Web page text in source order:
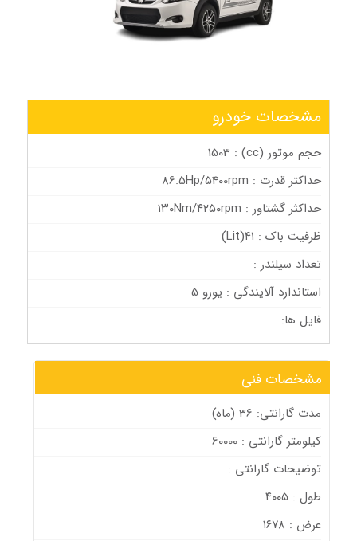
مشخصات خودرو
حجم موتور (cc) : 1503
حداکتر قدرت : 86.5Hp/5400rpm
حداکثر گشتاور : ۱۳۰Nm/۴۲۵۰rpm
ظرفیت باک : ۴۱(Lit)
تعداد سیلندر :
استاندارد آلایندگی : یورو 5
فایل ها:
مشخصات فنی
مدت گارانتی: 36 (ماه)
کیلومتر گارانتی : 60000
توضیحات گارانتی :
طول : ۴۰۰۵
عرض : ۱۶۷۸